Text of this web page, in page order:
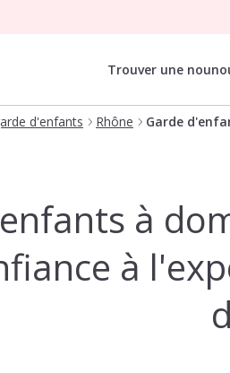
Trouver une
d'enfants Rhône Garde
à
à